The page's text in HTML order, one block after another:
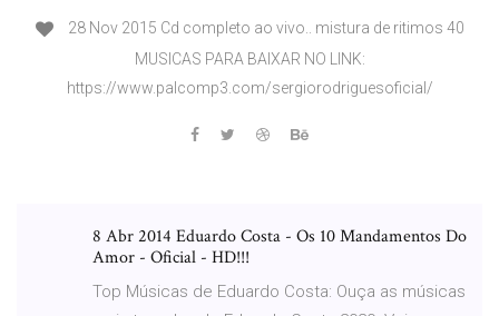
28 Nov 2015 Cd completo ao vivo.. mistura de ritimos 40
MUSICAS PARA BAIXAR NO LINK:
https://www.palcomp3.com/sergiorodriguesoficial/
8 Abr 2014 Eduardo Costa - Os 10 Mandamentos Do
Amor - Oficial - HD!!!
Top Músicas de Eduardo Costa: Ouça as músicas